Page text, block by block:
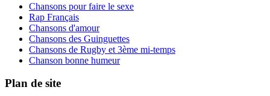
Chansons pour faire le sexe
Rap Français
Chansons d'amour
Chansons des Guinguettes
Chansons de Rugby et 3ème mi-temps
Chanson bonne humeur
Plan de site